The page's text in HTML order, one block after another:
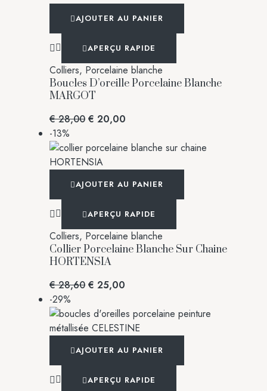
AJOUTER AU PANIER
APERÇU RAPIDE
Colliers, Porcelaine blanche
Boucles D’oreille Porcelaine Blanche
MARGOT
€28,00 € 20,00
-13%
AJOUTER AU PANIER
APERÇU RAPIDE
Colliers, Porcelaine blanche
Collier Porcelaine Blanche Sur Chaine
HORTENSIA
€28,60 € 25,00
-29%
AJOUTER AU PANIER
APERÇU RAPIDE